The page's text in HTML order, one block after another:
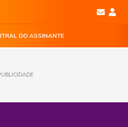
DO ASSINANTE